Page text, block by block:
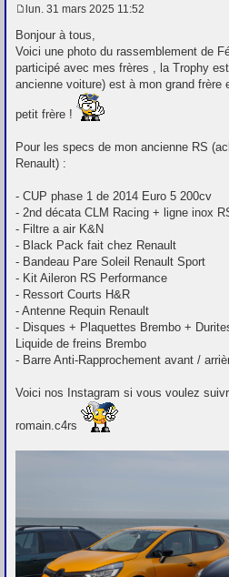
e
s
s
a
g
lun. 31 mars 2025 11:52
Bonjour à tous,
Voici une photo du rassemblement de
participé avec mes frères , la Trophy
ancienne voiture) est à mon grand frère
petit frère !
Pour les specs de mon ancienne RS
Renault) :
- CUP phase 1 de 2014 Euro 5 200cv
- 2nd décata CLM Racing + ligne inox
- Filtre a air K&N
- Black Pack fait chez Renault
- Bandeau Pare Soleil Renault Sport
- Kit Aileron RS Performance
- Ressort Courts H&R
- Antenne Requin Renault
- Disques + Plaquettes Brembo +
Liquide de freins Brembo
- Barre Anti-Rapprochement avant /
Voici nos Instagram si vous voulez
romain.c4rs